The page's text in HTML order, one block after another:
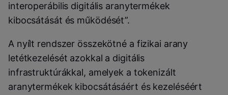
interoperábilis digitális aranytermékek
kibocsátását és működését”.
A nyílt rendszer összekötné a fizikai arany
letétkezelését azokkal a digitális
infrastruktúrákkal, amelyek a tokenizált
aranytermékek kibocsátásáért és kezeléséért